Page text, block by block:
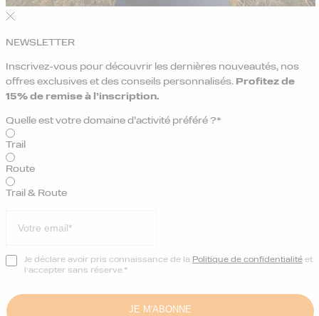
NEWSLETTER
Inscrivez-vous pour découvrir les dernières nouveautés, nos
offres exclusives et des conseils personnalisés. Profitez de
15% de remise à l’inscription.
Quelle est votre domaine d’activité préféré ?*
Trail
Route
Trail & Route
Je déclare avoir pris connaissance de la Politique de confidentialité et
l’accepter sans réserve.*